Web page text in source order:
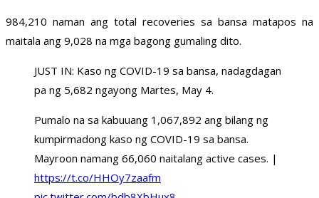
984,210 naman ang total recoveries sa bansa matapos na
maitala ang 9,028 na mga bagong gumaling dito.
JUST IN: Kaso ng COVID-19 sa bansa, nadagdagan
pa ng 5,682 ngayong Martes, May 4.
Pumalo na sa kabuuang 1,067,892 ang bilang ng
kumpirmadong kaso ng COVID-19 sa bansa.
Mayroon namang 66,060 naitalang active cases. |
https://t.co/HHOy7zaafm